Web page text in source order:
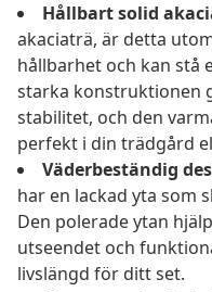
Hållbart solid
akaciaträ, är detta
hållbarhet och kan stå
starka konstruktionen
stabilitet, och den
perfekt i din trädgård
Väderbeständig
har en lackad yta som
Den polerade ytan
utseendet och
livslängd för ditt set.